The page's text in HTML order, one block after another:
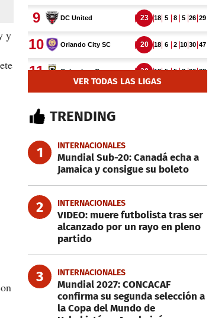
y
VER TODAS LAS LIGAS
TRENDING
1 INTERNACIONALES
Mundial Sub-20: Canadá echa a
Jamaica y consigue su boleto
2 INTERNACIONALES
VIDEO: muere futbolista tras ser
alcanzado por un rayo en pleno
partido
3 INTERNACIONALES
Mundial 2027: CONCACAF
confirma su segunda selección a
la Copa del Mundo de